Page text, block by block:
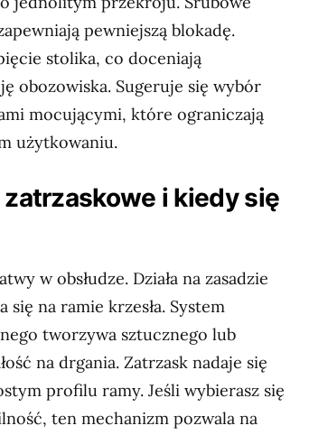
pewniejszą blokadę.
stolika, co doceniają
obozowiska. Sugeruje się wybór
mocującymi, które ograniczają
użytkowaniu.
i kiedy się
w obsłudze. Działa na zasadzie
na ramie krzesła. System
tworzywa sztucznego lub
na drgania. Zatrzask nadaje się
profilu ramy. Jeśli wybierasz się
ten mechanizm pozwala na